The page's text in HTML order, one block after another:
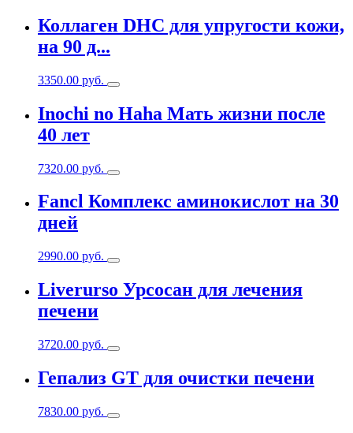
Коллаген DHC для упругости кожи,
на 90 д...
3350.00 руб.
Inochi no Haha Мать жизни после
40 лет
7320.00 руб.
Fancl Комплекс аминокислот на 30
дней
2990.00 руб.
Liverurso Урсосан для лечения
печени
3720.00 руб.
Гепализ GT для очистки печени
7830.00 руб.